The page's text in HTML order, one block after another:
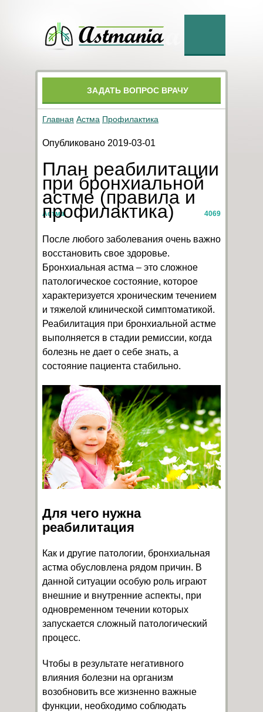
ЗАДАТЬ ВОПРОС ВРАЧУ
Главная Астма Профилактика
Опубликовано 2019-03-01
План реабилитации
при бронхиальной
астме (правила и
профилактика)
Астма 4069
После любого заболевания очень важно
восстановить свое здоровье.
Бронхиальная астма – это сложное
патологическое состояние, которое
характеризуется хроническим течением
и тяжелой клинической симптоматикой.
Реабилитация при бронхиальной астме
выполняется в стадии ремиссии, когда
болезнь не дает о себе знать, а
состояние пациента стабильно.
Для чего нужна
реабилитация
Как и другие патологии, бронхиальная
астма обусловлена рядом причин. В
данной ситуации особую роль играют
внешние и внутренние аспекты, при
одновременном течении которых
запускается сложный патологический
процесс.
Чтобы в результате негативного
влияния болезни на организм
возобновить все жизненно важные
функции, необходимо соблюдать